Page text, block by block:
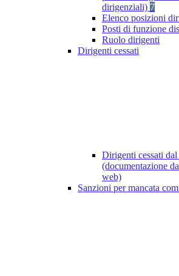
dirigenziali) 7
Elenco posizioni
Posti di funzione
Ruolo dirigenti
Dirigenti cessati
Dirigenti cessati
(documentazione
web)
Sanzioni per mancata